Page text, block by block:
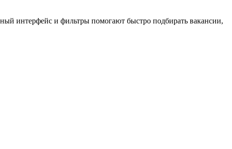
интерфейс и фильтры помогают быстро подбирать вакансии,